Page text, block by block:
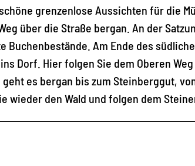
grenzenlose Aussichten für die
über die Straße bergan. An der
Buchenbestände. Am Ende des
Dorf. Hier folgen Sie dem Oberen
es bergan bis zum Steinberggut,
wieder den Wald und folgen dem